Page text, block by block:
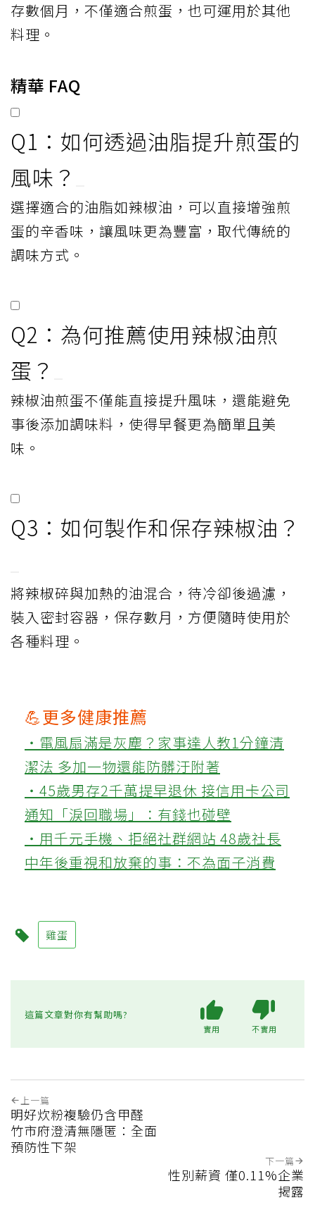
存數個月，不僅適合煎蛋，也可運用於其他
料理。
精華 FAQ
Q1：如何透過油脂提升煎蛋的
風味？
選擇適合的油脂如辣椒油，可以直接增強煎
蛋的辛香味，讓風味更為豐富，取代傳統的
調味方式。
Q2：為何推薦使用辣椒油煎
蛋？
辣椒油煎蛋不僅能直接提升風味，還能避免
事後添加調味料，使得早餐更為簡單且美
味。
Q3：如何製作和保存辣椒油？
將辣椒碎與加熱的油混合，待冷卻後過濾，
裝入密封容器，保存數月，方便隨時使用於
各種料理。
💪更多健康推薦
‧電風扇滿是灰塵？家事達人教1分鐘清
潔法 多加一物還能防髒汙附著
‧45歲男存2千萬提早退休 接信用卡公司
通知「淚回職場」：有錢也碰壁
‧用千元手機、拒絕社群網站 48歲社長
中年後重視和放棄的事：不為面子消費
雞蛋
這篇文章對你有幫助嗎?
實用 不實用
上一篇
明好炊粉複驗仍含甲醛
竹市府澄清無隱匿：全面
預防性下架
下一篇
性別薪資 僅0.11%企業
揭露